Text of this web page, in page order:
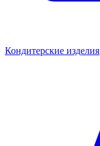
Кондитерские изделия